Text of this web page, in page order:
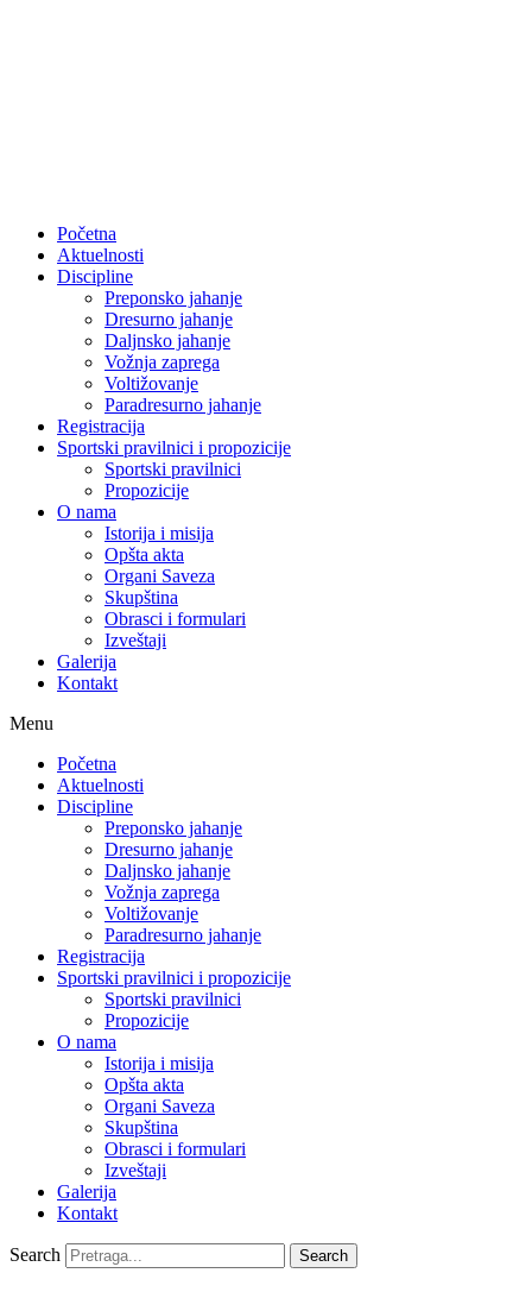
Početna
Aktuelnosti
Discipline
Preponsko jahanje
Dresurno jahanje
Daljnsko jahanje
Vožnja zaprega
Voltižovanje
Paradresurno jahanje
Registracija
Sportski pravilnici i propozicije
Sportski pravilnici
Propozicije
O nama
Istorija i misija
Opšta akta
Organi Saveza
Skupština
Obrasci i formulari
Izveštaji
Galerija
Kontakt
Menu
Početna
Aktuelnosti
Discipline
Preponsko jahanje
Dresurno jahanje
Daljnsko jahanje
Vožnja zaprega
Voltižovanje
Paradresurno jahanje
Registracija
Sportski pravilnici i propozicije
Sportski pravilnici
Propozicije
O nama
Istorija i misija
Opšta akta
Organi Saveza
Skupština
Obrasci i formulari
Izveštaji
Galerija
Kontakt
Search Search